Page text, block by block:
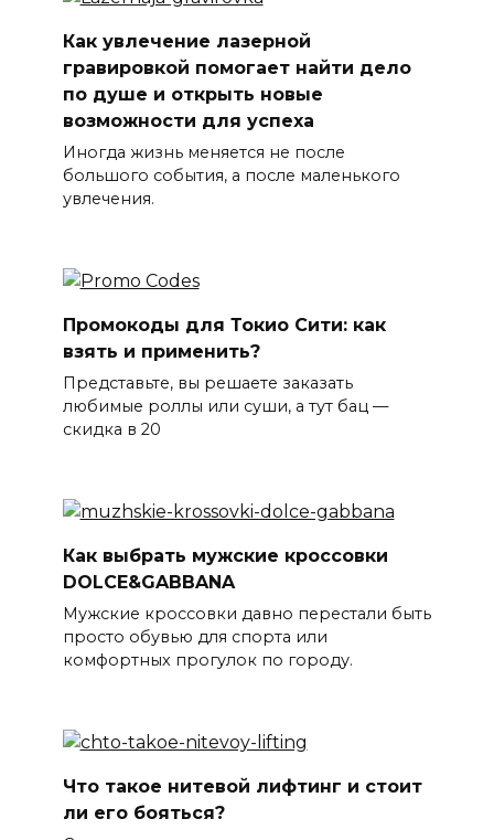
Как увлечение лазерной
гравировкой помогает найти дело
по душе и открыть новые
возможности для успеха
Иногда жизнь меняется не после
большого события, а после маленького
увлечения.
Промокоды для Токио Сити: как
взять и применить?
Представьте, вы решаете заказать
любимые роллы или суши, а тут бац —
скидка в 20
Как выбрать мужские кроссовки
DOLCE&GABBANA
Мужские кроссовки давно перестали быть
просто обувью для спорта или
комфортных прогулок по городу.
Что такое нитевой лифтинг и стоит
ли его бояться?